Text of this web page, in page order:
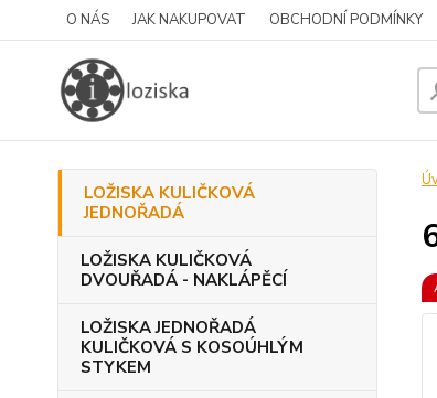
O NÁS JAK NAKUPOVAT OBCHODNÍ PODMÍNKY
LOŽISKA KULIČKOVÁ
JEDNOŘADÁ
LOŽISKA KULIČKOVÁ
DVOUŘADÁ - NAKLÁPĚCÍ
LOŽISKA JEDNOŘADÁ
KULIČKOVÁ S KOSOÚHLÝM
STYKEM